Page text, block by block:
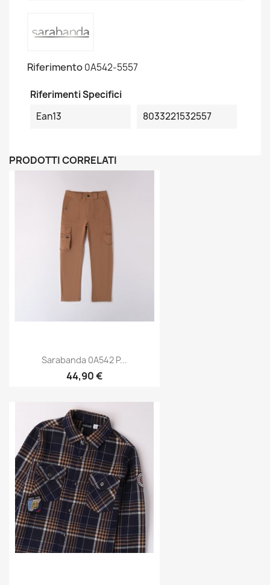
Riferimento0A542-5557
Riferimenti Specifici
Ean13
8033221532557
PRODOTTI CORRELATI
Sarabanda 0A542 P...
44,90 €